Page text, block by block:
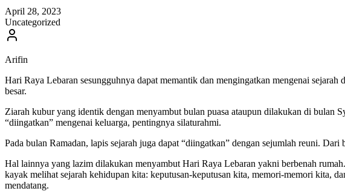
April 28, 2023
Uncategorized
Arifin
Hari Raya Lebaran sesungguhnya dapat memantik dan mengingatkan mengenai
besar.
Ziarah kubur yang identik dengan menyambut bulan puasa ataupun dilakukan di bulan
“diingatkan” mengenai keluarga, pentingnya silaturahmi.
Pada bulan Ramadan, lapis sejarah juga dapat “diingatkan” dengan sejumlah reuni.
Hal lainnya yang lazim dilakukan menyambut Hari Raya Lebaran yakni berbenah
kayak melihat sejarah kehidupan kita: keputusan-keputusan kita, memori-memori kita,
mendatang.